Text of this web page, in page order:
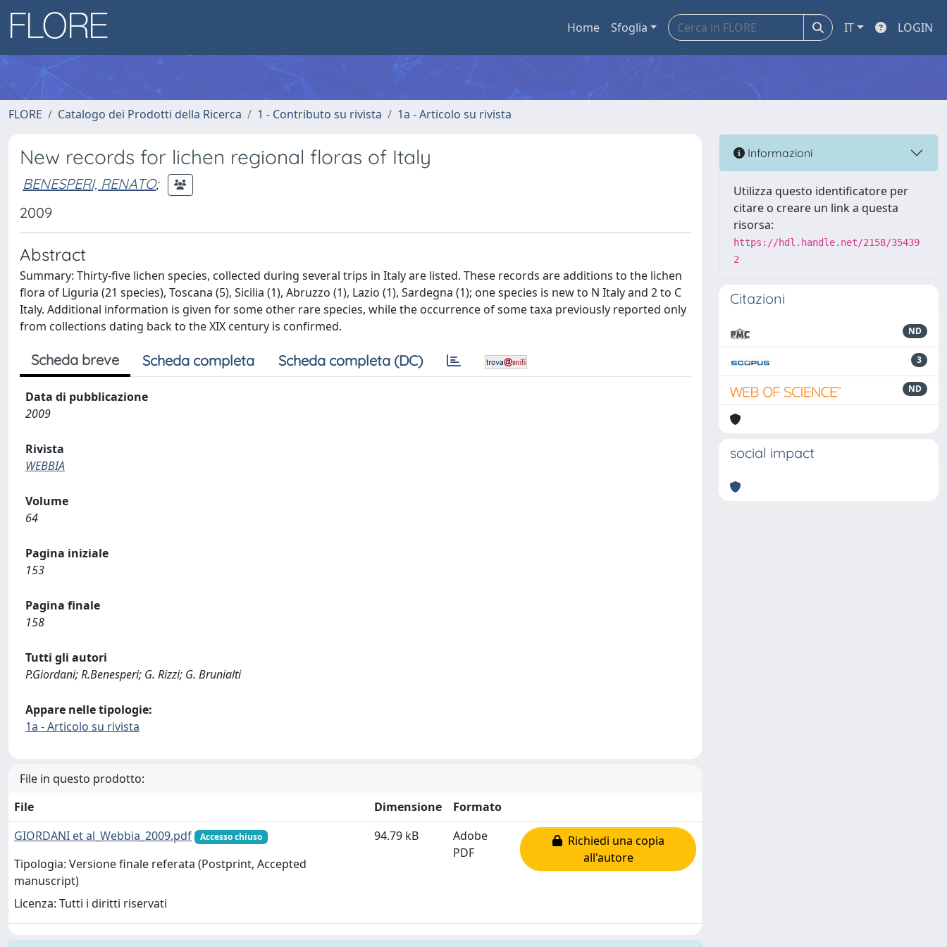
Home Sfoglia IT LOGIN
FLORE Catalogo dei Prodotti della Ricerca 1 - Contributo su rivista 1a - Articolo su rivista
New records for lichen regional floras of Italy
BENESPERI, RENATO;
2009
Abstract
Summary: Thirty-five lichen species, collected during several trips in Italy are listed. These records are additions to the lichen
flora of Liguria (21 species), Toscana (5), Sicilia (1), Abruzzo (1), Lazio (1), Sardegna (1); one species is new to N Italy and 2 to C
Italy. Additional information is given for some other rare species, while the occurrence of some taxa previously reported only
from collections dating back to the XIX century is confirmed.
Scheda breve Scheda completa Scheda completa (DC)
Data di pubblicazione
2009
Rivista
WEBBIA
Volume
64
Pagina iniziale
153
Pagina finale
158
Tutti gli autori
P.Giordani; R.Benesperi; G. Rizzi; G. Brunialti
Appare nelle tipologie:
1a - Articolo su rivista
File in questo prodotto:
File
Dimensione
Formato
GIORDANI et al_Webbia_2009.pdf
Accesso chiuso
Tipologia: Versione finale referata (Postprint, Accepted
manuscript)
Licenza: Tutti i diritti riservati
94.79 kB
Adobe
PDF
Richiedi una copia
all'autore
Informazioni
Utilizza questo identificatore per
citare o creare un link a questa
risorsa:
https://hdl.handle.net/2158/35439
2
Citazioni
ND
3
ND
social impact